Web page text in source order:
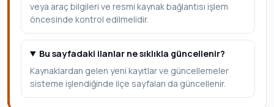
veya araç bilgileri ve resmi kaynak bağlantısı işlem
öncesinde kontrol edilmelidir.
Bu sayfadaki ilanlar ne sıklıkla güncellenir?
Kaynaklardan gelen yeni kayıtlar ve güncellemeler
sisteme işlendiğinde ilçe sayfaları da güncellenir.